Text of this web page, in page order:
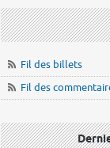
Fil des billets
Fil des